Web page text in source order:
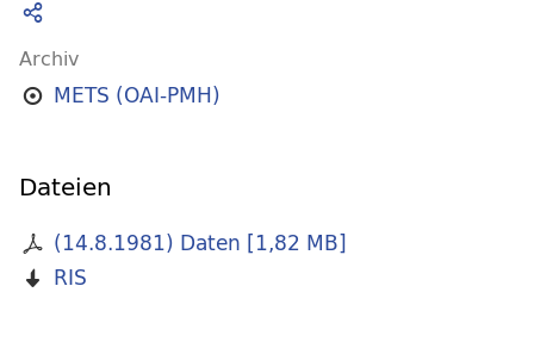
Archiv
METS (OAI-PMH)
Dateien
(14.8.1981) Daten [1,82 MB]
RIS